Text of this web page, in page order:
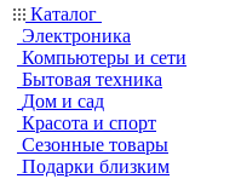
Каталог
Электроника
Компьютеры и сети
Бытовая техника
Дом и сад
Красота и спорт
Сезонные товары
Подарки близким